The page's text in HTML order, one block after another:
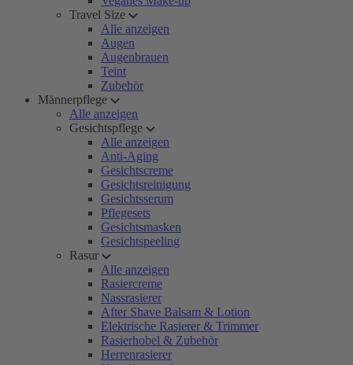
Travel Size
Alle anzeigen
Augen
Augenbrauen
Teint
Zubehör
Männerpflege
Alle anzeigen
Gesichtspflege
Alle anzeigen
Anti-Aging
Gesichtscreme
Gesichtsreinigung
Gesichtsserum
Pflegesets
Gesichtsmasken
Gesichtspeeling
Rasur
Alle anzeigen
Rasiercreme
Nassrasierer
After Shave Balsam & Lotion
Elektrische Rasierer & Trimmer
Rasierhobel & Zubehör
Herrenrasierer